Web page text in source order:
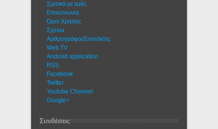
Σχετικά με εμάς
Eπικοινωνία
Όροι Χρήσης
Σχόλια
Αρθρογράφοι/Συντάκτες
Web TV
Android application
RSS
Facebook
Twitter
Youtube Channel
Google+
Συνδέσεις